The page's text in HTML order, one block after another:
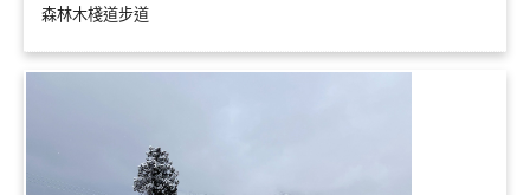
森林木棧道步道